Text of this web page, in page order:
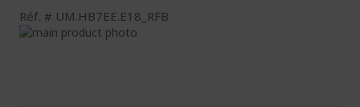
Réf. UM.HB7EE.E18_RFB
Passer